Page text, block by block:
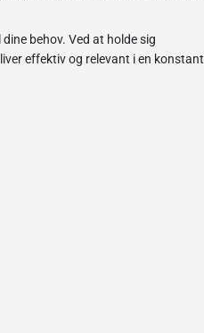
behov. Ved at holde sig
effektiv og relevant i en konstant